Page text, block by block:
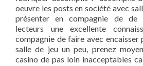
oeuvre les posts en société avec
présenter en compagnie de de
lecteurs une excellente
compagnie de faire avec encaisser
salle de jeu un peu, prenez
casino de pas loin inacceptables